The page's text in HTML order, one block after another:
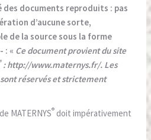
des documents reproduits : pas
d’aucune sorte,
de la source sous la forme
: « Ce document provient du site
: http://www.maternys.fr/. Les
réservés et strictement
MATERNYS® doit impérativement